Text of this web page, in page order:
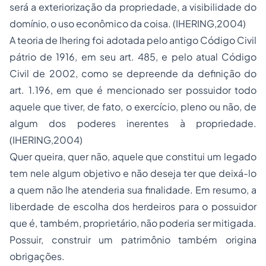
será a exteriorização da propriedade, a visibilidade do
domínio, o uso econômico da coisa. (IHERING,2004)
A teoria de Ihering foi adotada pelo antigo Código Civil
pátrio de 1916, em seu art. 485, e pelo atual Código
Civil de 2002, como se depreende da definição do
art. 1.196, em que é mencionado ser possuidor todo
aquele que tiver, de fato, o exercício, pleno ou não, de
algum dos poderes inerentes à propriedade.
(IHERING,2004)
Quer queira, quer não, aquele que constitui um legado
tem nele algum objetivo e não deseja ter que deixá-lo
a quem não lhe atenderia sua finalidade. Em resumo, a
liberdade de escolha dos herdeiros para o possuidor
que é, também, proprietário, não poderia ser mitigada.
Possuir, construir um patrimônio também origina
obrigações.